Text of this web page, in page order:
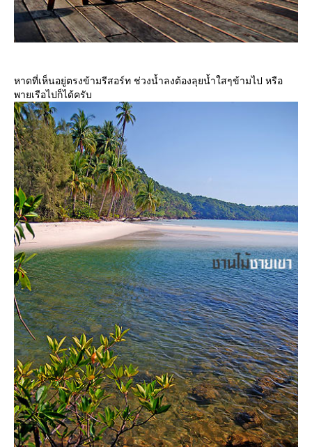
หาดที่เห็นอยู่ตรงข้ามรีสอร์ท ช่วงน้ำลงต้องลุยน้ำใสๆข้ามไป หรือ
พายเรือไปก็ได้ครับ